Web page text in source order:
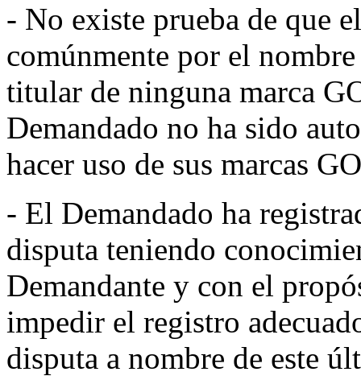
- No existe prueba de que
comúnmente por el
titular de ninguna marca
Demandado no ha sido
hacer uso de sus marcas
- El Demandado ha
disputa teniendo
Demandante y con el
impedir el registro
disputa a nombre de este